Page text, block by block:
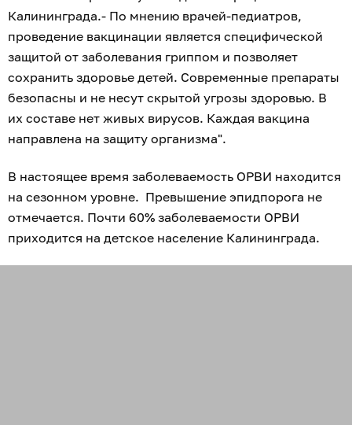
Калининграда.- По мнению врачей-педиатров,
проведение вакцинации является специфической
защитой от заболевания гриппом и позволяет
сохранить здоровье детей. Современные препараты
безопасны и не несут скрытой угрозы здоровью. В
их составе нет живых вирусов. Каждая вакцина
направлена на защиту организма".
В настоящее время заболеваемость ОРВИ находится
на сезонном уровне. Превышение эпидпорога не
отмечается. Почти 60% заболеваемости ОРВИ
приходится на детское население Калининграда.